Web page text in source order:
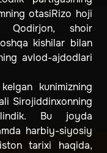
otasiRizo hoji
Qodirjon, shoir
kishilar bilan
avlod-ajdodlari
kunimizning
Sirojiddinxonning
Bu joyda
harbiy-siyosiy
tarixi haqida,